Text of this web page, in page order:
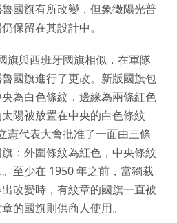
國旗有所改變，但象徵陽光普
保留在其設計中。
旗與西班牙國旗相似，在軍隊
國旗進行了更改。新版國旗包
為白色條紋，邊緣為兩條紅色
陽被放置在中央的白色條紋
憲代表大會批准了一面由三條
：外圍條紋為紅色，中央條紋
至少在 1950 年之前，當獨裁
改變時，有紋章的國旗一直被
的國旗則供商人使用。